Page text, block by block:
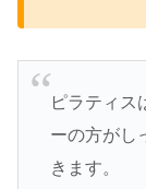
ピラティス
ーの方がし
きます。